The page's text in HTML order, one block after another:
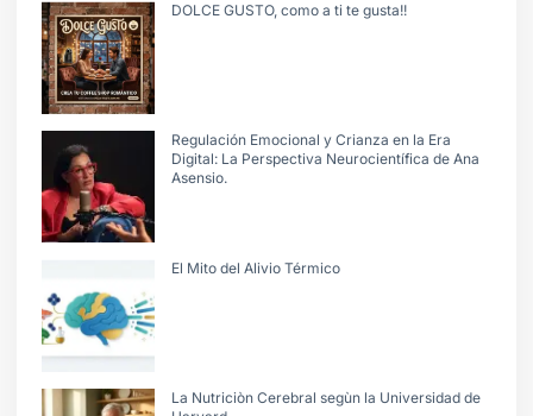
DOLCE GUSTO, como a ti te gusta!!
Regulación Emocional y Crianza en la Era
Digital: La Perspectiva Neurocientífica de Ana
Asensio.
El Mito del Alivio Térmico
La Nutriciòn Cerebral segùn la Universidad de